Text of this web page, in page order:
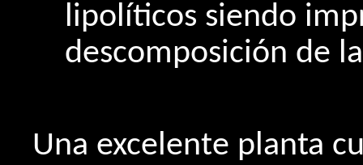
lipolíticos siendo
descomposición de
Una excelente planta